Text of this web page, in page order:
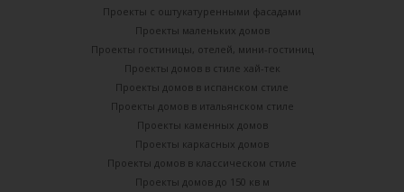
Проекты с оштукатуренными фасадами
Проекты маленьких домов
Проекты гостиницы, отелей, мини-гостиниц
Проекты домов в стиле хай-тек
Проекты домов в испанском стиле
Проекты домов в итальянском стиле
Проекты каменных домов
Проекты каркасных домов
Проекты домов в классическом стиле
Проекты домов до 150 кв м